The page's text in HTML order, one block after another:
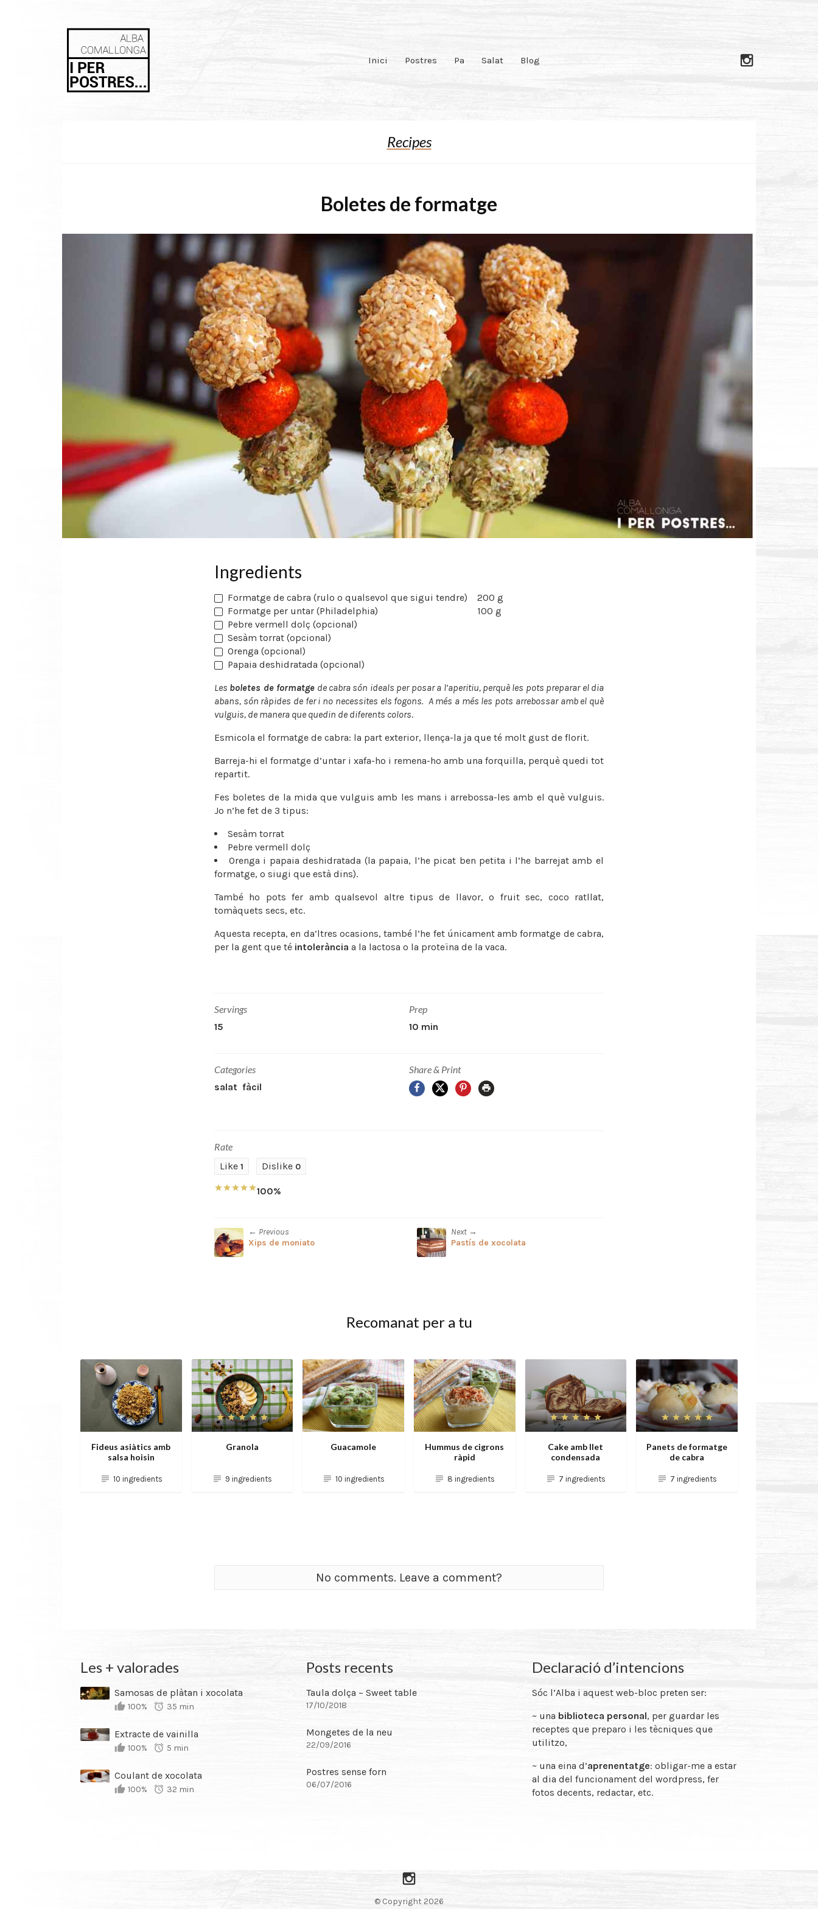
Inici Postres Pa Salat Blog
Recipes
Boletes de formatge
Ingredients
Formatge de cabra (rulo o qualsevol que sigui tendre)
200 g
Formatge per untar (Philadelphia)
100 g
Pebre vermell dolç (opcional)
Sesàm torrat (opcional)
Orenga (opcional)
Papaia deshidratada (opcional)
Les boletes de formatge de cabra són ideals per posar a l’aperitiu, perquè les pots preparar el dia
abans, són ràpides de fer i no necessites els fogons. A més a més les pots arrebossar amb el què
vulguis, de manera que quedin de diferents colors.
Esmicola el formatge de cabra: la part exterior, llença-la ja que té molt gust de florit.
Barreja-hi el formatge d’untar i xafa-ho i remena-ho amb una forquilla, perquè quedi tot
repartit.
Fes boletes de la mida que vulguis amb les mans i arrebossa-les amb el què vulguis.
Jo n’he fet de 3 tipus:
Sesàm torrat
Pebre vermell dolç
Orenga i papaia deshidratada (la papaia, l’he picat ben petita i l’he barrejat amb el
formatge, o siugi que està dins).
També ho pots fer amb qualsevol altre tipus de llavor, o fruit sec, coco ratllat,
tomàquets secs, etc.
Aquesta recepta, en da’ltres ocasions, també l’he fet únicament amb formatge de cabra,
per la gent que té intolerància a la lactosa o la proteïna de la vaca.
Servings
15
Prep
10 min
Categories
salat fàcil
Share & Print
Facebook
X Pinterest
Print
Rate
Like 1 Dislike 0
100%
← Previous
Xips de moniato
Next →
Pastís de xocolata
Recomanat per a tu
Fideus asiàtics amb
salsa hoisin
10 ingredients
Granola
9 ingredients
Guacamole
10 ingredients
Hummus de cigrons
ràpid
8 ingredients
Cake amb llet
condensada
7 ingredients
Panets de formatge
de cabra
7 ingredients
No comments. Leave a comment?
Les + valorades
Samosas de plàtan i xocolata
100% 35 min
Extracte de vainilla
100% 5 min
Coulant de xocolata
100% 32 min
Posts recents
Taula dolça – Sweet table
17/10/2018
Mongetes de la neu
22/09/2016
Postres sense forn
06/07/2016
Declaració d’intencions
Sóc l’Alba i aquest web-bloc preten ser:
~ una biblioteca personal, per guardar les
receptes que preparo i les tècniques que
utilitzo,
~ una eina d’aprenentatge: obligar-me a estar
al dia del funcionament del wordpress, fer
fotos decents, redactar, etc.
© Copyright 2026